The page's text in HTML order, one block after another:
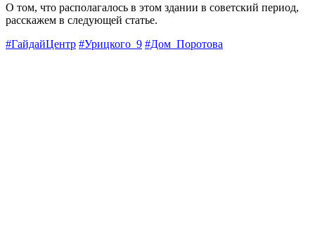
О том, что располагалось в этом здании в советский период,
расскажем в следующей статье.
#ГайдайЦентр #Урицкого_9 #Дом_Поротова